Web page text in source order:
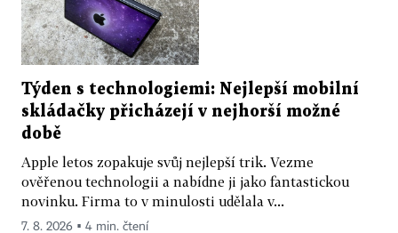
Týden s technologiemi: Nejlepší mobilní
skládačky přicházejí v nejhorší možné
době
Apple letos zopakuje svůj nejlepší trik. Vezme
ověřenou technologii a nabídne ji jako fantastickou
novinku. Firma to v minulosti udělala v...
7. 8. 2026 ▪ 4 min. čtení